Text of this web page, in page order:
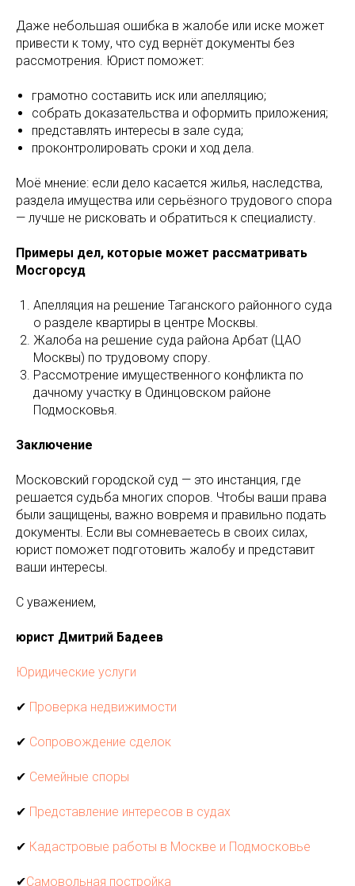
Даже небольшая ошибка в жалобе или иске может
привести к тому, что суд вернёт документы без
рассмотрения. Юрист поможет:
грамотно составить иск или апелляцию;
собрать доказательства и оформить приложения;
представлять интересы в зале суда;
проконтролировать сроки и ход дела.
Моё мнение: если дело касается жилья, наследства,
раздела имущества или серьёзного трудового спора
— лучше не рисковать и обратиться к специалисту.
Примеры дел, которые может рассматривать
Мосгорсуд
Апелляция на решение Таганского районного суда
о разделе квартиры в центре Москвы.
Жалоба на решение суда района Арбат (ЦАО
Москвы) по трудовому спору.
Рассмотрение имущественного конфликта по
дачному участку в Одинцовском районе
Подмосковья.
Заключение
Московский городской суд — это инстанция, где
решается судьба многих споров. Чтобы ваши права
были защищены, важно вовремя и правильно подать
документы. Если вы сомневаетесь в своих силах,
юрист поможет подготовить жалобу и представит
ваши интересы.
С уважением,
юрист Дмитрий Бадеев
Юридические услуги
✔ Проверка недвижимости
✔ Сопровождение сделок
✔ Семейные споры
✔ Представление интересов в судах
✔ Кадастровые работы в Москве и Подмосковье
✔Самовольная постройка